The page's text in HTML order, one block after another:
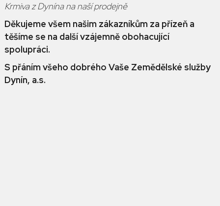
Krmiva z Dynína na naší prodejně
Děkujeme všem našim zákazníkům za přízeň a
těšíme se na další vzájemně obohacující
spolupráci.
S přáním všeho dobrého Vaše Zemědělské služby
Dynín, a.s.